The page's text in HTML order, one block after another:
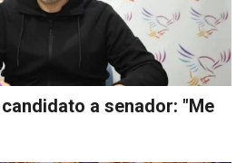
a senador: "Me